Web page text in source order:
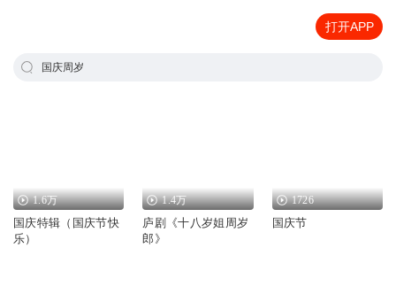
打开APP
国庆周岁
1.6万
国庆特辑（国庆节快
乐）
1.4万
庐剧《十八岁姐周岁
郎》
1726
国庆节